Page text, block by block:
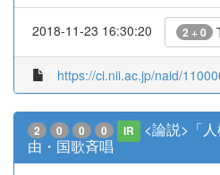
2018-11-23 16:30:20 2 + 0
https://ci.nii.ac.jp/naid/
2 0 0 0 IR
<論説>「
由・国歌斉唱